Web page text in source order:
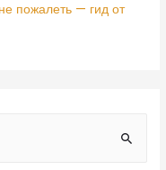
пожалеть — гид от